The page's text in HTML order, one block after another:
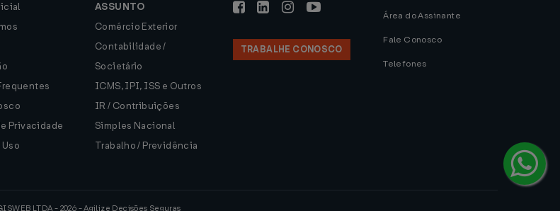
Privacidade
ASSUNTO
Comércio Exterior
Contabilidade /
Societário
ICMS, IPI, ISS e Outros
IR / Contribuições
Simples Nacional
Trabalho / Previdência
TRABALHE CONOSCO
Área do Assinante
Fale Conosco
Telefones
LTDA - 2026 - Agilize Decisões Seguras